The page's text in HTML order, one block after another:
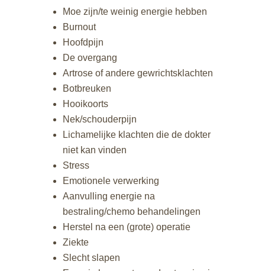
Moe zijn/te weinig energie hebben
Burnout
Hoofdpijn
De overgang
Artrose of andere gewrichtsklachten
Botbreuken
Hooikoorts
Nek/schouderpijn
Lichamelijke klachten die de dokter
niet kan vinden
Stress
Emotionele verwerking
Aanvulling energie na
bestraling/chemo behandelingen
Herstel na een (grote) operatie
Ziekte
Slecht slapen